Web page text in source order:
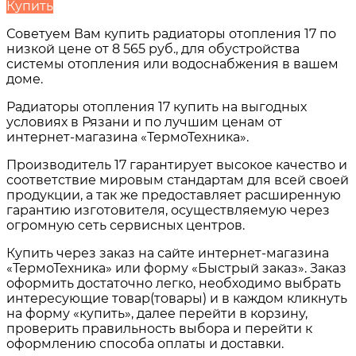
Купить
Советуем Вам купить радиаторы отопления 17 по
низкой цене от 8 565 руб., для обустройства
системы отопления или водоснабжения в вашем
доме.
Радиаторы отопления 17 купить на выгодных
условиях в Рязани и по лучшим ценам от
интернет-магазина «ТермоТехника».
Производитель 17 гарантирует высокое качество и
соответствие мировым стандартам для всей своей
продукции, а так же предоставляет расширенную
гарантию изготовителя, осуществляемую через
огромную сеть сервисных центров.
Купить через заказ на сайте интернет-магазина
«ТермоТехника» или форму «Быстрый заказ». Заказ
оформить достаточно легко, необходимо выбрать
интересующие товар(товары) и в каждом кликнуть
на форму «купить», далее перейти в корзину,
проверить правильность выбора и перейти к
оформлению способа оплаты и доставки.